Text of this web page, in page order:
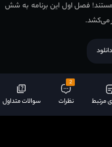
مستند! فصل اول این برنامه به شش
می‌کشد.
دانلود
مرتبط
2
نظرات سوالات متداول